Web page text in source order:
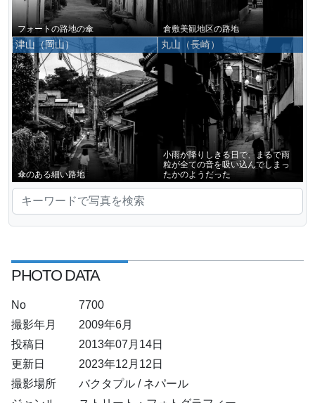
フォートの路地の傘 倉敷美観地区の路地
津山（岡山）
傘のある細い路地
丸山（長崎）
小雨が降りしきる日で、まるで雨
粒が全ての音を吸い込んでしまっ
たかのようだった
PHOTO DATA
No
7700
撮影年月
2009年6月
投稿日
2013年07月14日
更新日
2023年12月12日
撮影場所
バクタプル / ネパール